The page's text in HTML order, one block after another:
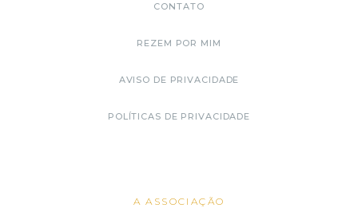
CONTATO
REZEM POR MIM
AVISO DE PRIVACIDADE
POLÍTICAS DE PRIVACIDADE
A ASSOCIAÇÃO